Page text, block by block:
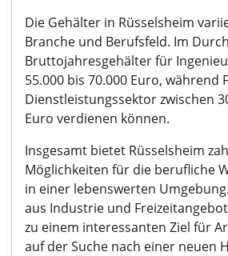
Die Gehälter in Rüsselsheim
Branche und Berufsfeld. Im
Bruttojahresgehälter für
55.000 bis 70.000 Euro, während
Dienstleistungssektor zwischen
Euro verdienen können.
Insgesamt bietet Rüsselsheim
Möglichkeiten für die berufliche
in einer lebenswerten
aus Industrie und
zu einem interessanten Ziel für
auf der Suche nach einer neuen